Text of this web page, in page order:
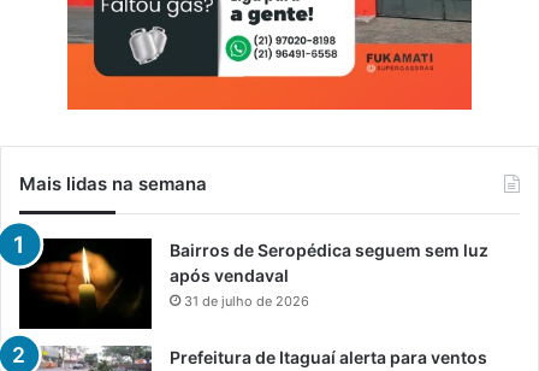
Mais lidas na semana
Bairros de Seropédica seguem sem luz
após vendaval
31 de julho de 2026
Prefeitura de Itaguaí alerta para ventos